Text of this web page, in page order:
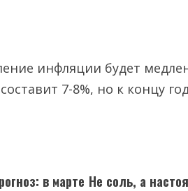
инфляции будет
7-8%, но к концу
в марте Не соль, а